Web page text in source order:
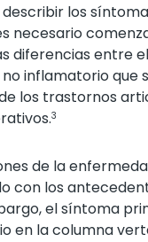
los
necesario
diferencias entre
inflamatorio que
los trastornos
3
de la
con los
el síntoma
en la columna